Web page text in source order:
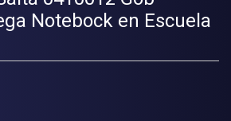
Notebock en Escuela